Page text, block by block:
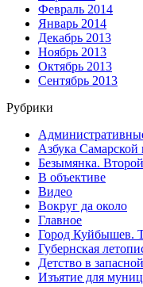
Февраль 2014
Январь 2014
Декабрь 2013
Ноябрь 2013
Октябрь 2013
Сентябрь 2013
Рубрики
Азбука Самарской
Безымянка.
В объективе
Видео
Вокруг да около
Главное
Город Куйбышев.
Губернская
Детство в
Изъятие для